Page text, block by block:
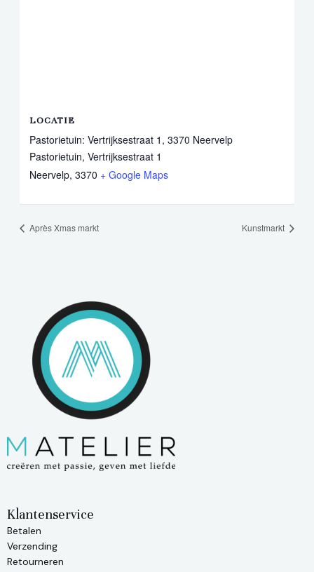
LOCATIE
Pastorietuin: Vertrijksestraat 1, 3370 Neervelp
Pastorietuin, Vertrijksestraat 1
Neervelp, 3370 + Google Maps
Après Xmas markt Kunstmarkt
Klantenservice
Betalen
Verzending
Retourneren